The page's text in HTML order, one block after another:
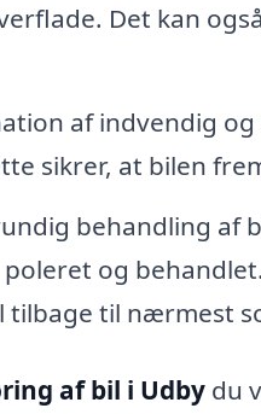
Det kan
af indvendig
sikrer, at bilen
behandling af
og
tilbage til nærmest
af bil i Udby du